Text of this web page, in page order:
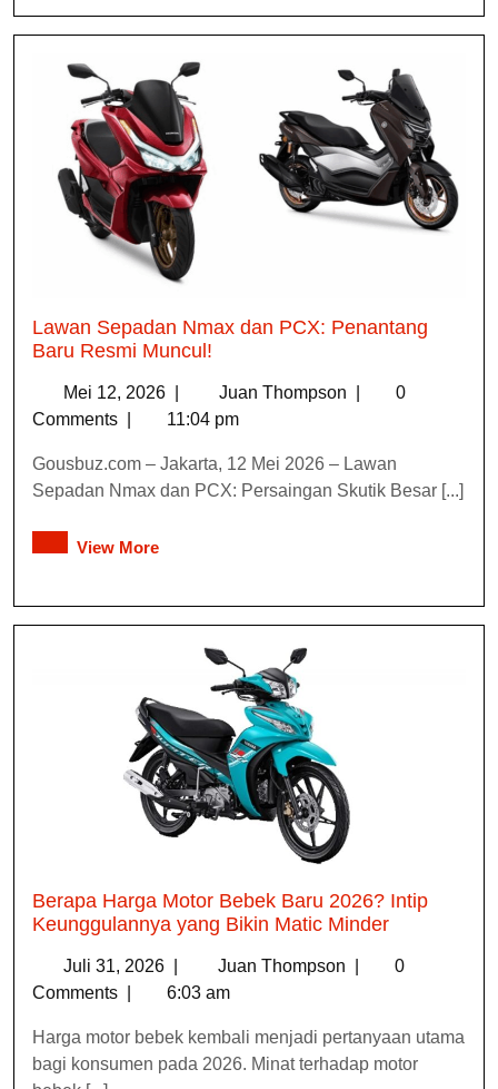
Lawan Sepadan Nmax dan PCX: Penantang
Baru Resmi Muncul!
Mei 12, 2026 Juan Thompson
0
Comments
11:04 pm
Gousbuz.com – Jakarta, 12 Mei 2026 – Lawan
Sepadan Nmax dan PCX: Persaingan Skutik Besar [...]
View More
Berapa Harga Motor Bebek Baru 2026? Intip
Keunggulannya yang Bikin Matic Minder
Juli 31, 2026 Juan Thompson
0
Comments
6:03 am
Harga motor bebek kembali menjadi pertanyaan utama
bagi konsumen pada 2026. Minat terhadap motor